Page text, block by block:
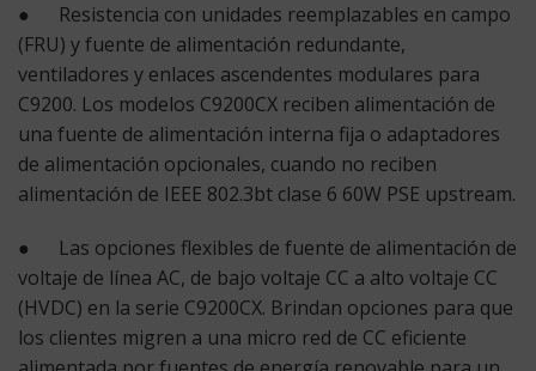
● Resistencia con unidades reemplazables en campo
(FRU) y fuente de alimentación redundante,
ventiladores y enlaces ascendentes modulares para
C9200. Los modelos C9200CX reciben alimentación de
una fuente de alimentación interna fija o adaptadores
de alimentación opcionales, cuando no reciben
alimentación de IEEE 802.3bt clase 6 60W PSE upstream.
● Las opciones flexibles de fuente de alimentación de
voltaje de línea AC, de bajo voltaje CC a alto voltaje CC
(HVDC) en la serie C9200CX. Brindan opciones para que
los clientes migren a una micro red de CC eficiente